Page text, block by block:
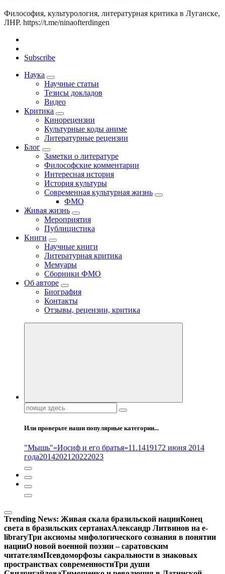
Философия, культурология, литературная критика в Луганске,
ЛНР. https://t.me/ninaofterdingen
Subscribe
Наука
Научные статьи
Тезисы докладов
Видео
Критика
Кинорецензии
Культурные коды аниме
Литературные рецензии
Блог
Заметки о литературе
Философские комментарии
Интересная история
История культуры
Современная культурная жизнь
ФМО
Живая жизнь
Мероприятия
Публицистика
Книги
Научные книги
Литературная критика
Мемуары
Сборники ФМО
Об авторе
Биография
Контакты
Отзывы, рецензии, критика
Поиск:
Или проверьте наши популярные категории...
"Мышь"«Иосиф и его братья»11.1419172 июня 2014
года20142021 20222023
Trending News: Живая скала бразильской нацииКонец
света в бразильских сертанахАлександр Литвинов на e-
libraryТри аксиомы мифологического сознания в понятии
нацииО новой военной поэзии – саратовским
читателямПсевдоморфозы сакральности в знаковых
пространствах современностиТри души